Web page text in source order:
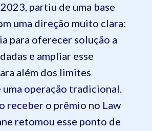
partiu de uma base
uma direção muito clara:
para oferecer solução a
e ampliar esse
além dos limites
operação tradicional.
receber o prêmio no Law
retomou esse ponto de